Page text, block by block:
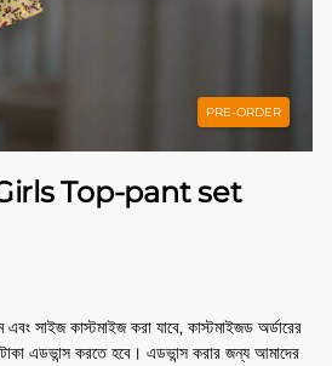
PRE-ORDER
Top-pant set
সাইজ কাস্টমাইজ করা যাবে, কাস্টমাইজড অর্ডারের
টাকা এডভান্স করতে হবে। এডভান্স করার জন্য আমাদের